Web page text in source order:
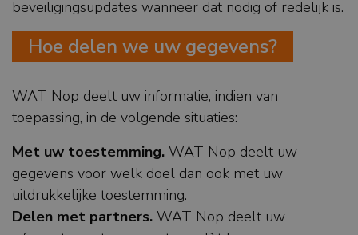
beveiligingsupdates wanneer dat nodig of redelijk is.
Hoe delen we uw gegevens?
WAT Nop deelt uw informatie, indien van
toepassing, in de volgende situaties:
Met uw toestemming. WAT Nop deelt uw
gegevens voor welk doel dan ook met uw
uitdrukkelijke toestemming.
Delen met partners. WAT Nop deelt uw